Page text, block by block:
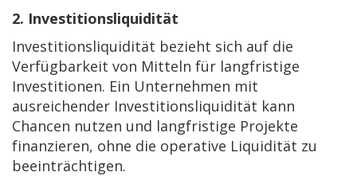
2. Investitionsliquidität
Investitionsliquidität bezieht sich auf die
Verfügbarkeit von Mitteln für langfristige
Investitionen. Ein Unternehmen mit
ausreichender Investitionsliquidität kann
Chancen nutzen und langfristige Projekte
finanzieren, ohne die operative Liquidität zu
beeinträchtigen.